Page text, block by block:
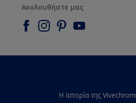
Ακολουθήστε μας
Η Ιστορία της Vivechrom